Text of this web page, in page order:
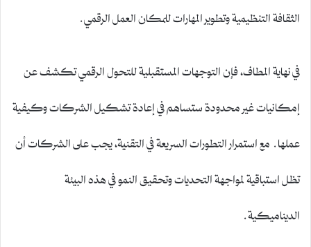
الثقافة التنظيمية وتطوير المهارات للمكان العمل الرقمي.
في نهاية المطاف، فإن التوجهات المستقبلية للتحول الرقمي تكشف عن
إمكانيات غير محدودة ستساهم في إعادة تشكيل الشركات وكيفية
عملها. مع استمرار التطورات السريعة في التقنية، يجب على الشركات أن
تظل استباقية لمواجهة التحديات وتحقيق النمو في هذه البيئة
الديناميكية.